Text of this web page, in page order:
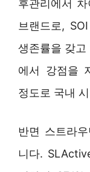
후관리에서
브랜드로,
생존률을 갖고
에서 강점을
정도로 국내
반면 스트라
니다.